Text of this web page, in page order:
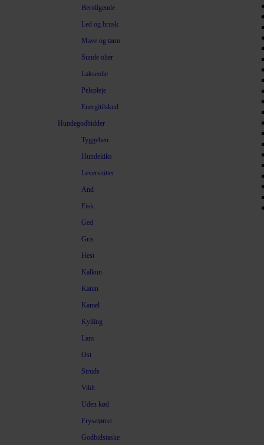
Beroligende
Led og brusk
Mave og tarm
Sunde olier
Lakseolie
Pelspleje
Energitilskud
Hundegodbidder
Tyggeben
Hundekiks
Leversnitter
And
Fisk
Ged
Gris
Hest
Kalkun
Kanin
Kamel
Kylling
Lam
Ost
Struds
Vildt
Uden kød
Frysetørret
Godbidstaske